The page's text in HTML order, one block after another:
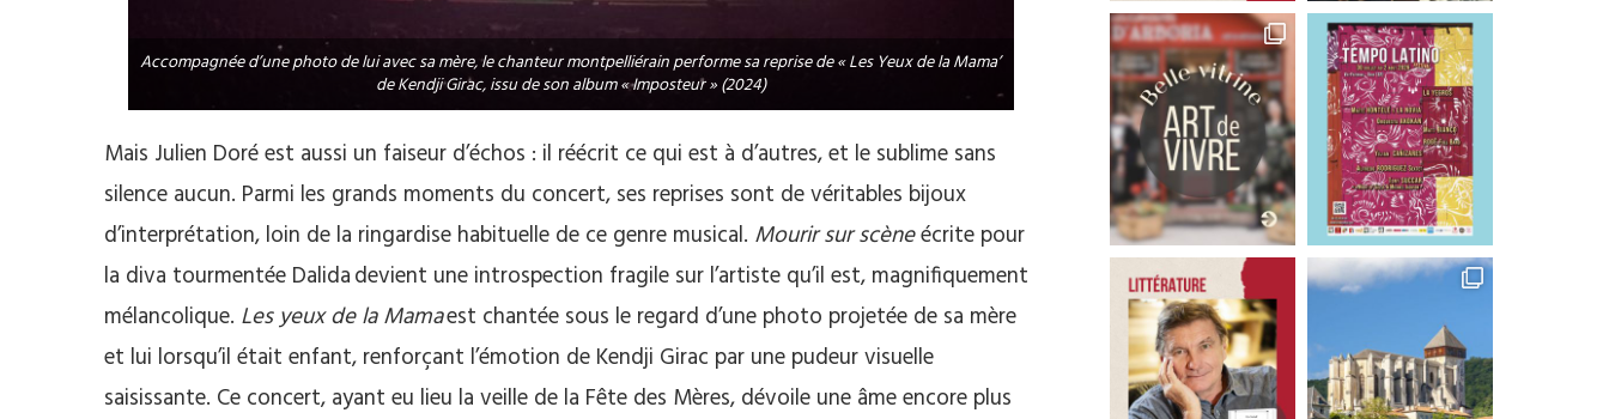
Accompagnée d’une photo de lui avec sa mère, le chanteur montpelliérain performe sa reprise de « Les Yeux de la Mama’
de Kendji Girac, issu de son album « Imposteur » (2024)
Mais Julien Doré est aussi un faiseur d’échos : il réécrit ce qui est à d’autres, et le sublime sans
silence aucun. Parmi les grands moments du concert, ses reprises sont de véritables bijoux
d’interprétation, loin de la ringardise habituelle de ce genre musical. Mourir sur scèneécrite pour
la diva tourmentée Dalidadevient une introspection fragile sur l’artiste qu’il est, magnifiquement
mélancolique. Les yeux de la Mamaest chantée sous le regard d’une photo projetée de sa mère
et lui lorsqu’il était enfant, renforçant l’émotion de Kendji Girac par une pudeur visuelle
saisissante. Ce concert, ayant eu lieu la veille de la Fête des Mères, dévoile une âme encore plus